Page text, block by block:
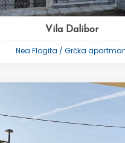
Vila Dalibor
Nea Flogita / Grčka